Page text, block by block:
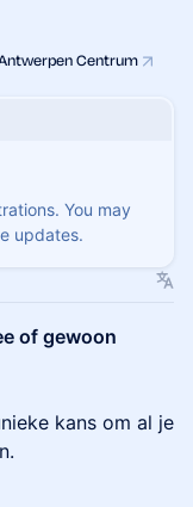
Centrum
You may
updates.
of gewoon
kans om al je